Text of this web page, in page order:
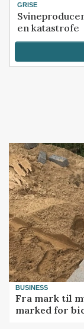
GRISE
en katastrofe
BUSINESS
Fra mark til
marked for